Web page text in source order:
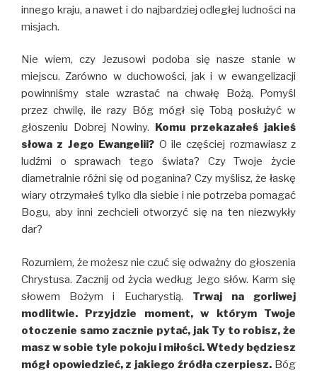
innego kraju, a nawet i do najbardziej odległej ludności na
misjach.
Nie wiem, czy Jezusowi podoba się nasze stanie w
miejscu. Zarówno w duchowości, jak i w ewangelizacji
powinniśmy stale wzrastać na chwałę Bożą. Pomyśl
przez chwilę, ile razy Bóg mógł się Tobą posłużyć w
głoszeniu Dobrej Nowiny. Komu przekazałeś jakieś
słowa z Jego Ewangelii? O ile częściej rozmawiasz z
ludźmi o sprawach tego świata? Czy Twoje życie
diametralnie różni się od poganina? Czy myślisz, że łaskę
wiary otrzymałeś tylko dla siebie i nie potrzeba pomagać
Bogu, aby inni zechcieli otworzyć się na ten niezwykły
dar?
Rozumiem, że możesz nie czuć się odważny do głoszenia
Chrystusa. Zacznij od życia według Jego słów. Karm się
słowem Bożym i Eucharystią. Trwaj na gorliwej
modlitwie. Przyjdzie moment, w którym Twoje
otoczenie samo zacznie pytać, jak Ty to robisz, że
masz w sobie tyle pokoju i miłości. Wtedy będziesz
mógł opowiedzieć, z jakiego źródła czerpiesz. Bóg